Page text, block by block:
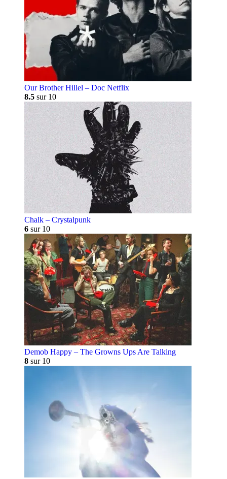
Our Brother Hillel – Doc Netflix
8.5 sur 10
Chalk – Crystalpunk
6 sur 10
Demob Happy – The Growns Ups Are Talking
8 sur 10